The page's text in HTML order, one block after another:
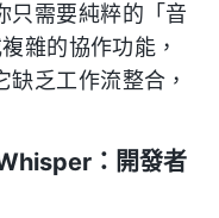
只需要純粹的「音
雜的協作功能，
乏工作流整合，
：開發者